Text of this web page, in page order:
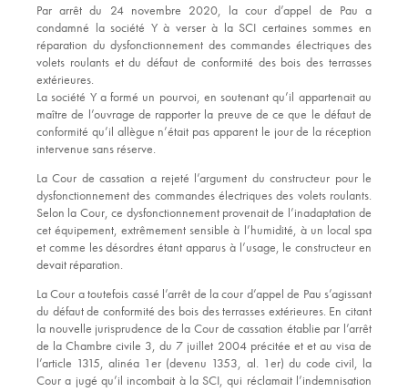
Par arrêt du 24 novembre 2020, la cour d’appel de Pau a
condamné la société Y à verser à la SCI certaines sommes en
réparation du dysfonctionnement des commandes électriques des
volets roulants et du défaut de conformité des bois des terrasses
extérieures.
La société Y a formé un pourvoi, en soutenant qu’il appartenait au
maître de l’ouvrage de rapporter la preuve de ce que le défaut de
conformité qu’il allègue n’était pas apparent le jour de la réception
intervenue sans réserve.
La Cour de cassation a rejeté l’argument du constructeur pour le
dysfonctionnement des commandes électriques des volets roulants.
Selon la Cour, ce dysfonctionnement provenait de l’inadaptation de
cet équipement, extrêmement sensible à l’humidité, à un local spa
et comme les désordres étant apparus à l’usage, le constructeur en
devait réparation.
La Cour a toutefois cassé l’arrêt de la cour d’appel de Pau s’agissant
du défaut de conformité des bois des terrasses extérieures. En citant
la nouvelle jurisprudence de la Cour de cassation établie par l’arrêt
de la Chambre civile 3, du 7 juillet 2004 précitée et et au visa de
l’article 1315, alinéa 1er (devenu 1353, al. 1er) du code civil, la
Cour a jugé qu’il incombait à la SCI, qui réclamait l’indemnisation